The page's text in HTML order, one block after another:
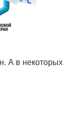
А в некоторых